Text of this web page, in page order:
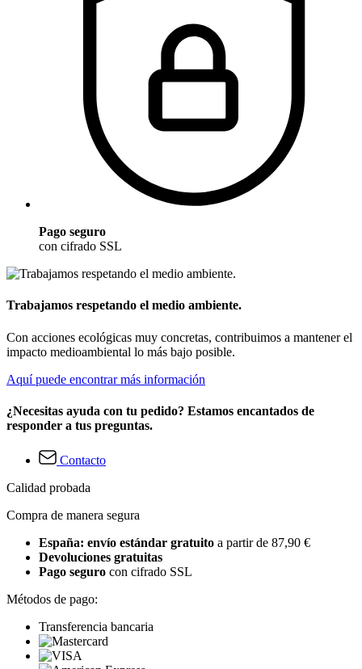
Pago seguro
con cifrado SSL
Trabajamos respetando el medio ambiente.
Con acciones ecológicas muy concretas, contribuimos a mantener el
impacto medioambiental lo más bajo posible.
Aquí puede encontrar más información
¿Necesitas ayuda con tu pedido? Estamos encantados de
responder a tus preguntas.
Contacto
Calidad probada
Compra de manera segura
España: envío estándar gratuito a partir de 87,90 €
Devoluciones gratuitas
Pago seguro con cifrado SSL
Métodos de pago:
Transferencia bancaria